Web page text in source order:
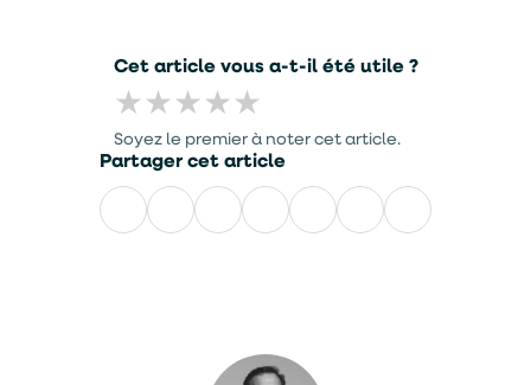
Cet article vous a-t-il été utile ?
★★★★★
Soyez le premier à noter cet article.
Partager cet article
FacebookLinkedIn WhatsApp
E-